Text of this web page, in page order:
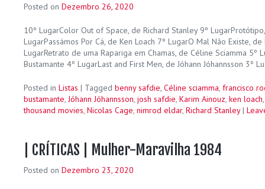
Posted on Dezembro 26, 2020
10º LugarColor Out of Space, de Richard Stanley 9º
LugarPassámos Por Cá, de Ken Loach 7º LugarO Mal Não Existe,
LugarRetrato de uma Rapariga em Chamas, de Céline Sciamma 5º
Bustamante 4º LugarLast and First Men, de Jóhann Jóhannsson 3º
Posted in Listas | Tagged benny safdie, Céline sciamma, francisco
bustamante,Jóhann Jóhannsson, josh safdie, Karim Ainouz, ken loach
thousand movies, Nicolas Cage, nimrod eldar, Richard Stanley |
| CRÍTICAS | Mulher-Maravilha 1984
Posted on Dezembro 23, 2020